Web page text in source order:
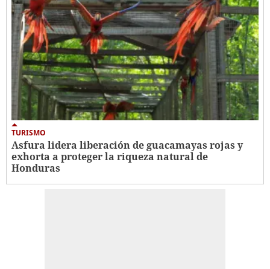
TURISMO
Asfura lidera liberación de guacamayas rojas y
exhorta a proteger la riqueza natural de
Honduras